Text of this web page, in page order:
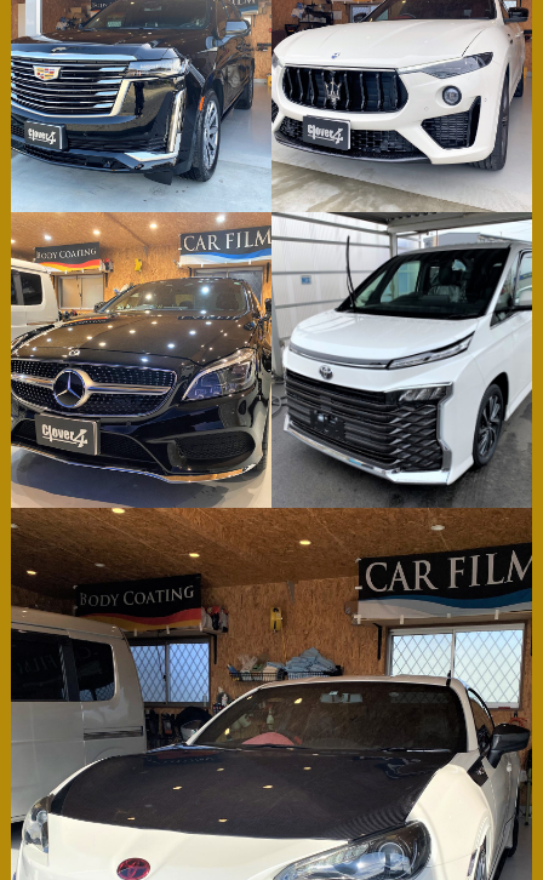
友達追加後、
公式LINE宛にご要件をお送りください。
順次返信させていただきます。
coating film
coating